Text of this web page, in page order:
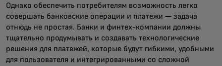
Однако обеспечить потребителям возможность легко
совершать банковские операции и платежи — задача
отнюдь не простая. Банки и финтех-компании должны
тщательно продумывать и создавать технологические
решения для платежей, которые будут гибкими, удобными
для пользователя и интегрированными со сложной